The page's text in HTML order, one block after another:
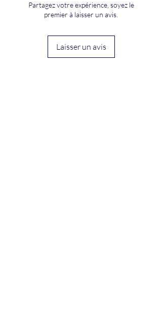
Partagez votre expérience, soyez le
premier à laisser un avis.
Laisser un avis